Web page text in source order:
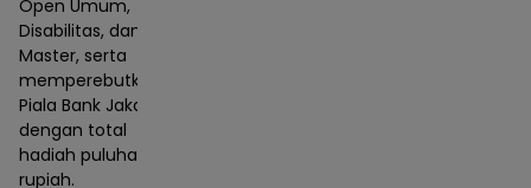
Open Umum,
Disabilitas, dan
Master, serta
memperebutkan
Piala Bank Jakarta
dengan total
hadiah puluhan juta
rupiah.